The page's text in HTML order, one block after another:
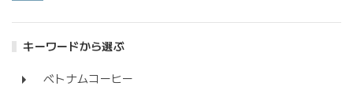
キーワードから選ぶ
ベトナムコーヒー